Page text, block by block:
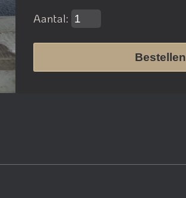
Aantal:
Bestellen